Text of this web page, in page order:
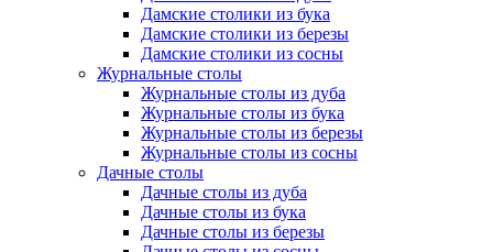
Дамские столики из бука
Дамские столики из березы
Дамские столики из сосны
Журнальные столы
Журнальные столы из дуба
Журнальные столы из бука
Журнальные столы из березы
Журнальные столы из сосны
Дачные столы
Дачные столы из дуба
Дачные столы из бука
Дачные столы из березы